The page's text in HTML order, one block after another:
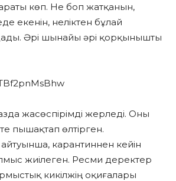
көп. Не боп жатқанын,
екенін, неліктен бұлай
Әрі шынайы әрі қорқынышты
жасөспірімді жерледі. Оны
пышақтап өлтірген.
айтуынша, карантиннен кейін
жиілеген. Ресми деректер
кикілжің оқиғалары